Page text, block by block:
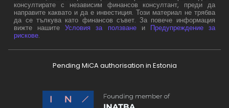
консултирате с независим финансов консултант, преди да
направите каквато и да е инвестиция. Този материал не трябва
да се тълкува като финансов съвет. За повече информация
вижте нашитеУсловия за ползванеи Предупреждение за
рискове.
Pending MiCA authorisation in Estonia